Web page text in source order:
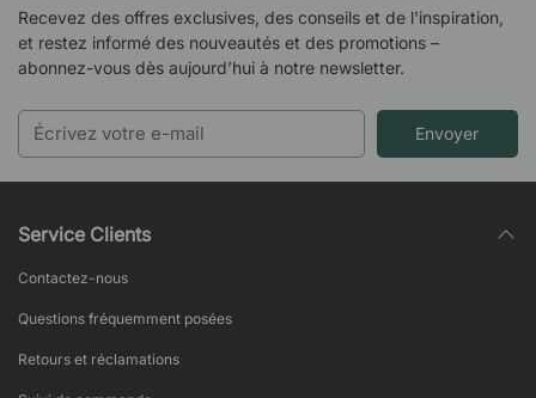
Recevez des offres exclusives, des conseils et de l'inspiration,
et restez informé des nouveautés et des promotions –
abonnez-vous dès aujourd’hui à notre newsletter.
Envoyer
Service Clients
Contactez-nous
Questions fréquemment posées
Retours et réclamations